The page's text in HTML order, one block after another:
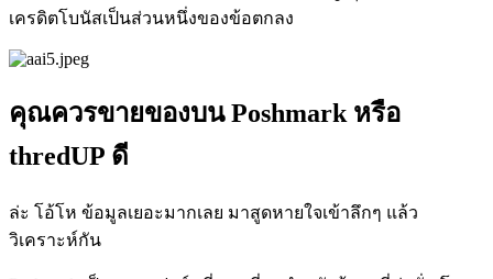
เครดิตโบนัสเป็นส่วนหนึ่งของข้อตกลง
คุณควรขายของบน Poshmark หรือ
thredUP ดี
ล่ะ โอ้โห ข้อมูลเยอะมากเลย มาสูดหายใจเข้าลึกๆ แล้ว
วิเคราะห์กัน